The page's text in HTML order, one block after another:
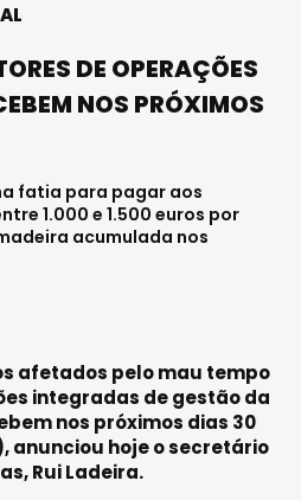
DE OPERAÇÕES
NOS PRÓXIMOS
fatia para pagar aos
1.000 e 1.500 euros por
acumulada nos
afetados pelo mau tempo
integradas de gestão da
nos próximos dias 30
anunciou hoje o secretário
Rui Ladeira.